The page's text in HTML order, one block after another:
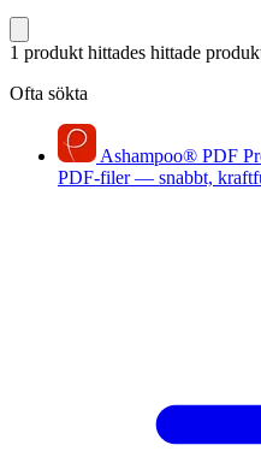
1 produkt hittades hittade
Ofta sökta
Ashampoo® PDF
PDF-filer — snabbt,